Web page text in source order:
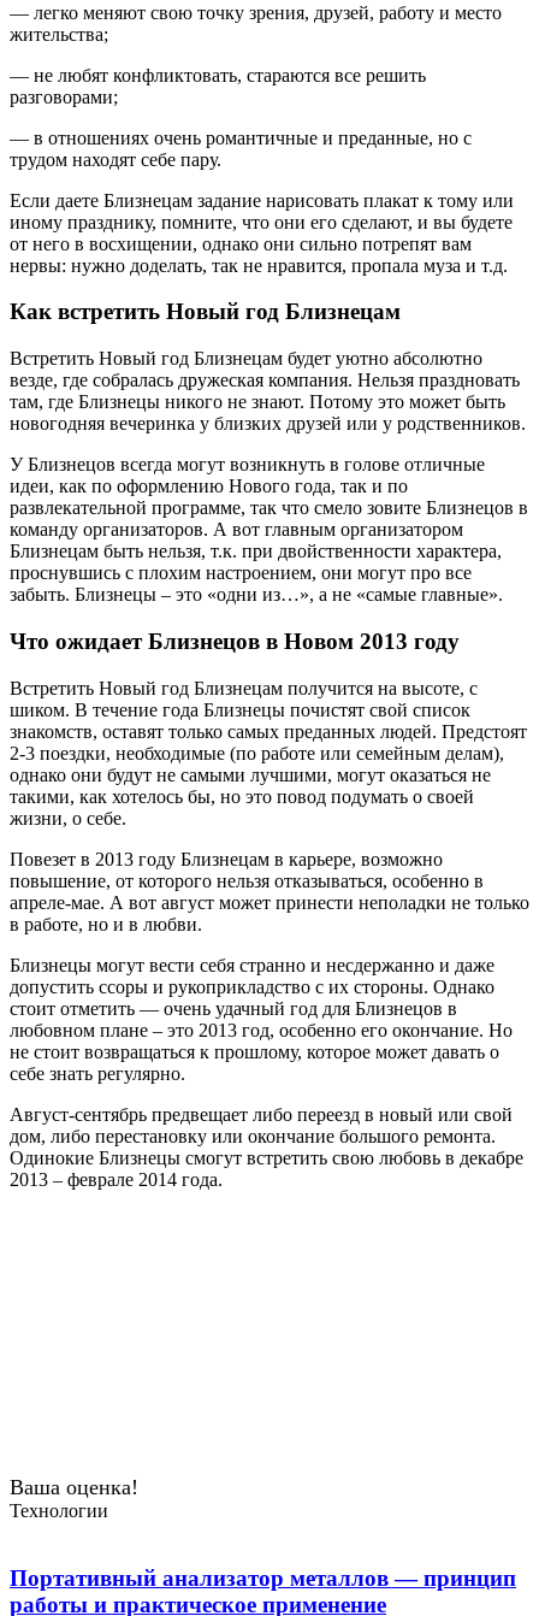
— легко меняют свою точку зрения, друзей, работу и место
жительства;
— не любят конфликтовать, стараются все решить
разговорами;
— в отношениях очень романтичные и преданные, но с
трудом находят себе пару.
Если даете Близнецам задание нарисовать плакат к тому или
иному празднику, помните, что они его сделают, и вы будете
от него в восхищении, однако они сильно потрепят вам
нервы: нужно доделать, так не нравится, пропала муза и т.д.
Как встретить Новый год Близнецам
Встретить Новый год Близнецам будет уютно абсолютно
везде, где собралась дружеская компания. Нельзя праздновать
там, где Близнецы никого не знают. Потому это может быть
новогодняя вечеринка у близких друзей или у родственников.
У Близнецов всегда могут возникнуть в голове отличные
идеи, как по оформлению Нового года, так и по
развлекательной программе, так что смело зовите Близнецов в
команду организаторов. А вот главным организатором
Близнецам быть нельзя, т.к. при двойственности характера,
проснувшись с плохим настроением, они могут про все
забыть. Близнецы – это «одни из…», а не «самые главные».
Что ожидает Близнецов в Новом 2013 году
Встретить Новый год Близнецам получится на высоте, с
шиком. В течение года Близнецы почистят свой список
знакомств, оставят только самых преданных людей. Предстоят
2-3 поездки, необходимые (по работе или семейным делам),
однако они будут не самыми лучшими, могут оказаться не
такими, как хотелось бы, но это повод подумать о своей
жизни, о себе.
Повезет в 2013 году Близнецам в карьере, возможно
повышение, от которого нельзя отказываться, особенно в
апреле-мае. А вот август может принести неполадки не только
в работе, но и в любви.
Близнецы могут вести себя странно и несдержанно и даже
допустить ссоры и рукоприкладство с их стороны. Однако
стоит отметить — очень удачный год для Близнецов в
любовном плане – это 2013 год, особенно его окончание. Но
не стоит возвращаться к прошлому, которое может давать о
себе знать регулярно.
Август-сентябрь предвещает либо переезд в новый или свой
дом, либо перестановку или окончание большого ремонта.
Одинокие Близнецы смогут встретить свою любовь в декабре
2013 – феврале 2014 года.
Ваша оценка!
Технологии
Портативный анализатор металлов — принцип
работы и практическое применение